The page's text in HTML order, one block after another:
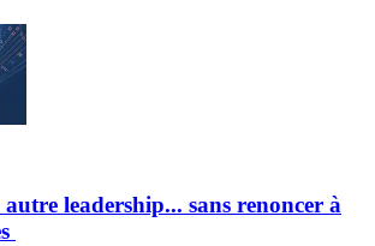
leadership... sans renoncer à